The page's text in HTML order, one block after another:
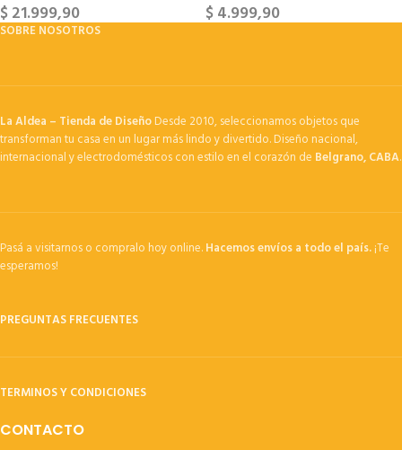
$21.999,90 $4.999,90
SOBRE NOSOTROS
La Aldea – Tienda de DiseñoDesde 2010, seleccionamos objetos que
transforman tu casa en un lugar más lindo y divertido. Diseño nacional,
internacional y electrodomésticos con estilo en el corazón de Belgrano, CABA.
Pasá a visitarnos o compralo hoy online.Hacemos envíos a todo el país.¡Te
esperamos!
PREGUNTAS FRECUENTES
TERMINOS Y CONDICIONES
CONTACTO